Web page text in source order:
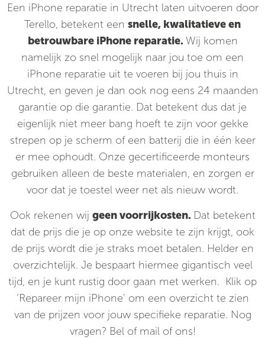
Een iPhone reparatie in Utrecht laten uitvoeren door
Terello, betekent een snelle, kwalitatieve en
betrouwbare iPhone reparatie. Wij komen
namelijk zo snel mogelijk naar jou toe om een
iPhone reparatie uit te voeren bij jou thuis in
Utrecht, en geven je dan ook nog eens 24 maanden
garantie op die garantie. Dat betekent dus dat je
eigenlijk niet meer bang hoeft te zijn voor gekke
strepen op je scherm of een batterij die in één keer
er mee ophoudt. Onze gecertificeerde monteurs
gebruiken alleen de beste materialen, en zorgen er
voor dat je toestel weer net als nieuw wordt.
Ook rekenen wij geen voorrijkosten. Dat betekent
dat de prijs die je op onze website te zijn krijgt, ook
de prijs wordt die je straks moet betalen. Helder en
overzichtelijk. Je bespaart hiermee gigantisch veel
tijd, en je kunt rustig door gaan met werken. Klik op
‘Repareer mijn iPhone’ om een overzicht te zien
van de prijzen voor jouw specifieke reparatie. Nog
vragen? Bel of mail of ons!